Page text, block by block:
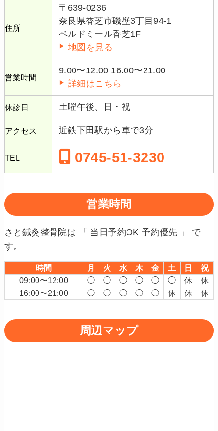
住所
〒639-0236
奈良県香芝市磯壁3丁目94-1
ベルドミール香芝1F
地図を見る
営業時間
9:00〜12:00 16:00〜21:00
詳細はこちら
休診日 土曜午後、日・祝
アクセス 近鉄下田駅から車で3分
TEL 0745-51-3230
営業時間
さと鍼灸整骨院は 「 当日予約OK 予約優先 」 で
す。
時間 月 火 水 木 金 土 日
祝
09:00〜12:00
◯ ◯ ◯ ◯ ◯ ◯ 休
休
16:00〜21:00
◯ ◯ ◯ ◯ ◯ 休 休 休
周辺マップ